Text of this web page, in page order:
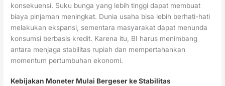
konsekuensi. Suku bunga yang lebih tinggi dapat membuat
biaya pinjaman meningkat. Dunia usaha bisa lebih berhati-hati
melakukan ekspansi, sementara masyarakat dapat menunda
konsumsi berbasis kredit. Karena itu, BI harus menimbang
antara menjaga stabilitas rupiah dan mempertahankan
momentum pertumbuhan ekonomi.
Kebijakan Moneter Mulai Bergeser ke Stabilitas